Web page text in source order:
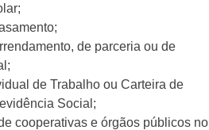
de parceria ou de
de Trabalho ou Carteira de
Social;
cooperativas e órgãos públicos no